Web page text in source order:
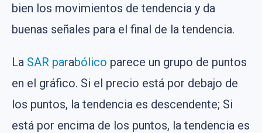
bien los movimientos de tendencia y da
buenas señales para el final de la tendencia.
La SAR parabólico parece un grupo de puntos
en el gráfico. Si el precio está por debajo de
los puntos, la tendencia es descendente; Si
está por encima de los puntos, la tendencia es